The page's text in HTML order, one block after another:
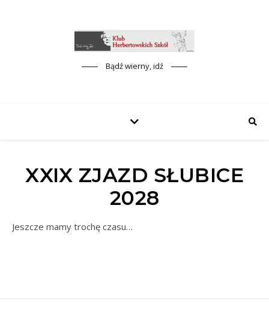
Bądź wierny, idź
XXIX ZJAZD SŁUBICE
2028
Jeszcze mamy trochę czasu…